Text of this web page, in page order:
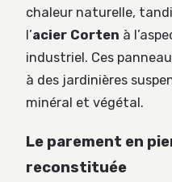
chaleur naturelle,
l’acier Corten à
industriel. Ces
à des jardinières
minéral et végétal.
Le parement en
reconstituée